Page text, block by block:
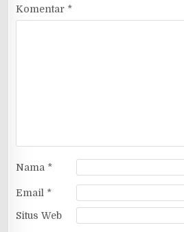
Komentar *
Nama *
Email *
Situs Web